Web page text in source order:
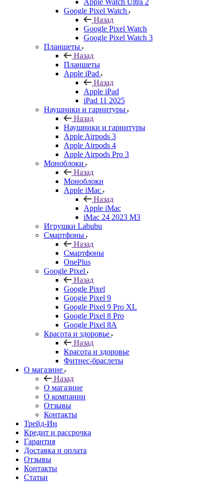
Apple Watch Ultra 2
Google Pixel Watch
Назад
Google Pixel Watch
Google Pixel Watch 3
Планшеты
Назад
Планшеты
Apple iPad
Назад
Apple iPad
iPad 11 2025
Наушники и гарнитуры
Назад
Наушники и гарнитуры
Apple Airpods 3
Apple Airpods 4
Apple Airpods Pro 3
Моноблоки
Назад
Моноблоки
Apple iMac
Назад
Apple iMac
iMac 24 2023 M3
Игрушки Labubu
Смартфоны
Назад
Смартфоны
OnePlus
Google Pixel
Назад
Google Pixel
Google Pixel 9
Google Pixel 9 Pro XL
Google Pixel 8 Pro
Google Pixel 8A
Красота и здоровье
Назад
Красота и здоровье
Фитнес-браслеты
О магазине
Назад
О магазине
О компании
Отзывы
Контакты
Трейд-Ин
Кредит и рассрочка
Гарантия
Доставка и оплата
Отзывы
Контакты
Статьи